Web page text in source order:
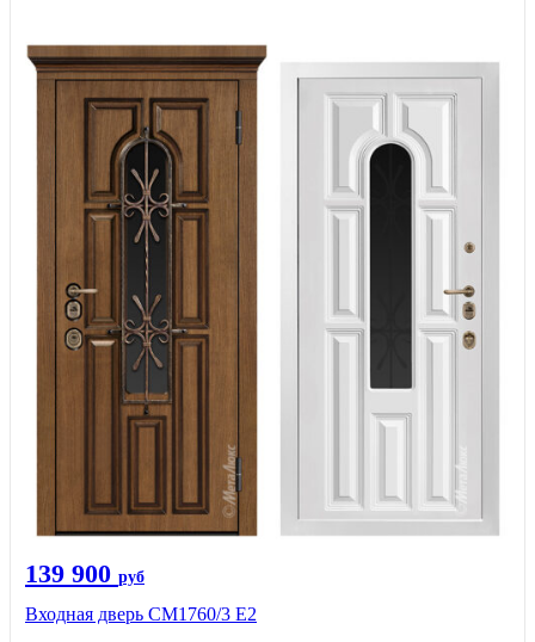
139 900 руб
Входная дверь CМ1760/3 Е2